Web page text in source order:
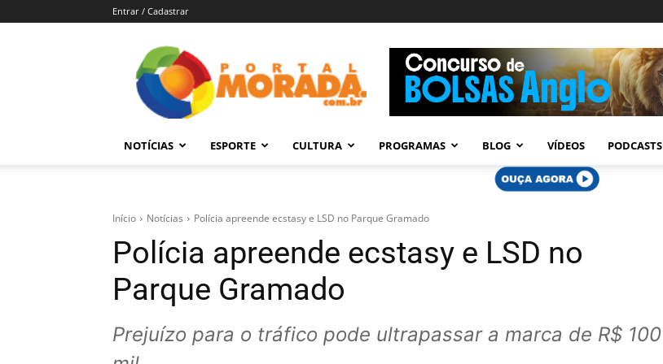
Entrar / Cadastrar
Morada
–
Araraquara
NOTÍCIAS ESPORTE CULTURA PROGRAMAS BLOG VÍDEOS PODCASTS
Início Notícias Polícia apreende ecstasy e LSD no Parque Gramado
Polícia apreende ecstasy e LSD no
Parque Gramado
Prejuízo para o tráfico pode ultrapassar a marca de R$ 100